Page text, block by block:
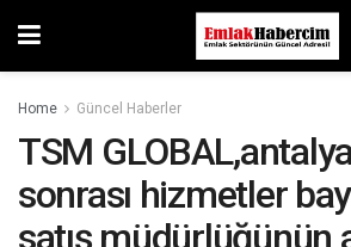
Home Güncel Haberler
TSM
sonrası hizmetler
satış müdürlüğünün